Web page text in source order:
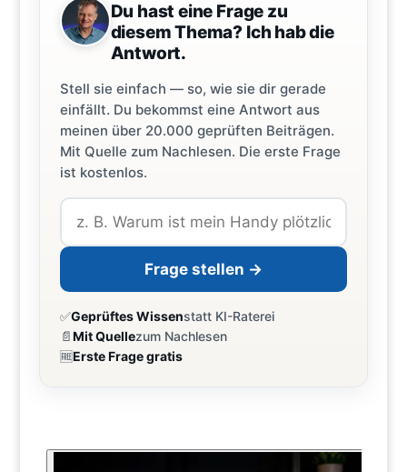
Du hast eine Frage zu
diesem Thema? Ich hab die
Antwort.
Stell sie einfach — so, wie sie dir gerade
einfällt. Du bekommst eine Antwort aus
meinen über 20.000 geprüften Beiträgen.
Mit Quelle zum Nachlesen. Die erste Frage
ist kostenlos.
Frage stellen →
✅Geprüftes Wissenstatt KI-Raterei
📄Mit Quellezum Nachlesen
🆓Erste Frage gratis